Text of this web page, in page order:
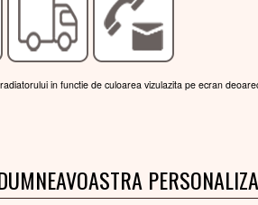
in functie de culoarea vizulazita pe ecran